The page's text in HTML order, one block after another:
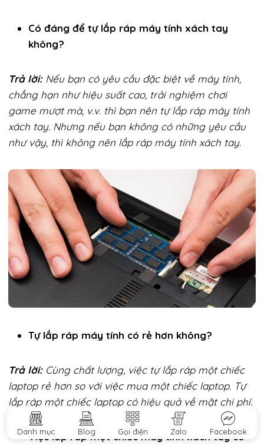
Có đáng để tự lắp ráp máy tính xách tay
không?
Trả lời:Nếu bạn có yêu cầu đặc biệt về máy tính,
chẳng hạn như hiệu suất cao, trải nghiệm chơi
game mượt mà, v.v. thì bạn nên tự lắp ráp máy tính
xách tay. Nhưng nếu bạn không có những yêu cầu
như vậy, thì không nên lắp ráp máy tính xách tay.
Tự lắp ráp máy tính có rẻ hơn không?
Trả lời:Cùng chất lượng, việc tự lắp ráp một chiếc
laptop rẻ hơn so với việc mua một chiếc laptop. Tự
lắp ráp một chiếc laptop có hiệu quả về mặt chi phí.
Việc lắp ráp một chiếc máy tính xách tay có
Danh mục Blog Gọi điện Zalo Facebook